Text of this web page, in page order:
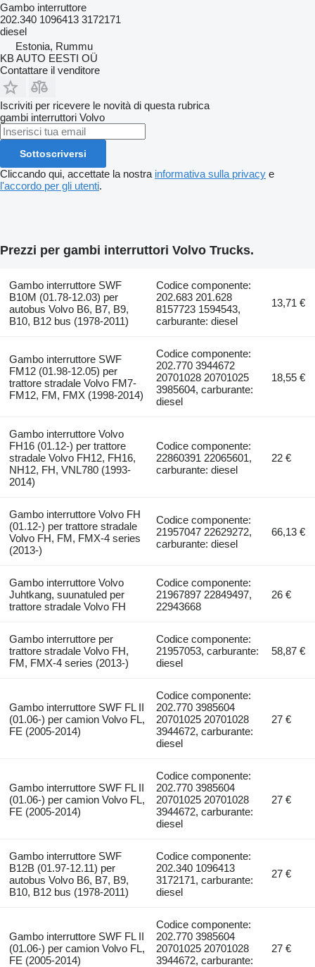
Gambo interruttore
202.340 1096413 3172171
diesel
Estonia, Rummu
KB AUTO EESTI OÜ
Contattare il venditore
Iscriviti per ricevere le novità di questa rubrica
gambi interruttori Volvo
Sottoscriversi
Cliccando qui, accettate la nostra informativa sulla privacy e
l'accordo per gli utenti.
Prezzi per gambi interruttori Volvo Trucks.
Gambo interruttore SWF
B10M (01.78-12.03) per
autobus Volvo B6, B7, B9,
B10, B12 bus (1978-2011)
Codice componente:
202.683 201.628
8157723 1594543,
carburante: diesel
13,71 €
Gambo interruttore SWF
FM12 (01.98-12.05) per
trattore stradale Volvo FM7-
FM12, FM, FMX (1998-2014)
Codice componente:
202.770 3944672
20701028 20701025
3985604, carburante:
diesel
18,55 €
Gambo interruttore Volvo
FH16 (01.12-) per trattore
stradale Volvo FH12, FH16,
NH12, FH, VNL780 (1993-
2014)
Codice componente:
22860391 22065601,
carburante: diesel
22 €
Gambo interruttore Volvo FH
(01.12-) per trattore stradale
Volvo FH, FM, FMX-4 series
(2013-)
Codice componente:
21957047 22629272,
carburante: diesel
66,13 €
Gambo interruttore Volvo
Juhtkang, suunatuled per
trattore stradale Volvo FH
Codice componente:
21967897 22849497,
22943668
26 €
Gambo interruttore per
trattore stradale Volvo FH,
FM, FMX-4 series (2013-)
Codice componente:
21957053, carburante:
diesel
58,87 €
Gambo interruttore SWF FL II
(01.06-) per camion Volvo FL,
FE (2005-2014)
Codice componente:
202.770 3985604
20701025 20701028
3944672, carburante:
diesel
27 €
Gambo interruttore SWF FL II
(01.06-) per camion Volvo FL,
FE (2005-2014)
Codice componente:
202.770 3985604
20701025 20701028
3944672, carburante:
diesel
27 €
Gambo interruttore SWF
B12B (01.97-12.11) per
autobus Volvo B6, B7, B9,
B10, B12 bus (1978-2011)
Codice componente:
202.340 1096413
3172171, carburante:
diesel
27 €
Gambo interruttore SWF FL II
(01.06-) per camion Volvo FL,
FE (2005-2014)
Codice componente:
202.770 3985604
20701025 20701028
3944672, carburante:
27 €